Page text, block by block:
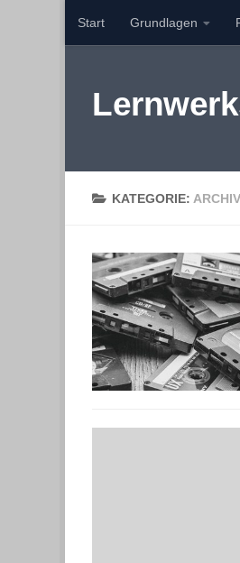
Zum Inhalt springen
Start Grundlagen
KATEGORIE: